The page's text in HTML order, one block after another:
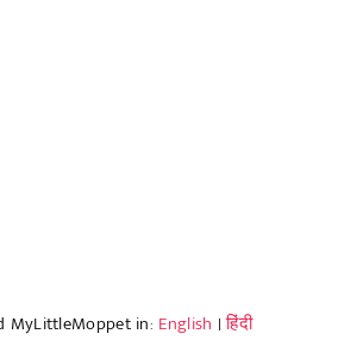
MyLittleMoppet in: English |हिंदी